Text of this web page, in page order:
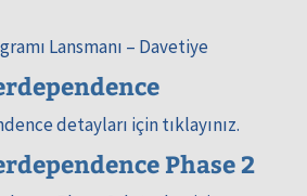
Lansmanı – Davetiye
detayları için tıklayınız.
Phase 2